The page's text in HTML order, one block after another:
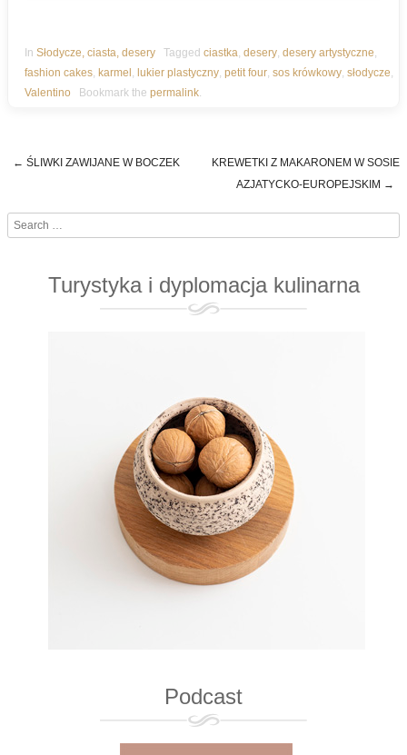
In Słodycze, ciasta, desery Tagged ciastka, desery, desery artystyczne,
fashion cakes, karmel, lukier plastyczny, petit four, sos krówkowy, słodycze,
Valentino Bookmark the permalink.
← ŚLIWKI ZAWIJANE W BOCZEK
KREWETKI Z MAKARONEM W SOSIE
AZJATYCKO-EUROPEJSKIM →
Search
Turystyka i dyplomacja kulinarna
Podcast